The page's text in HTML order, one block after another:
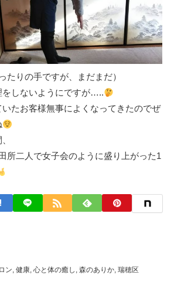
たりの手ですが、まだまだ）
をしないようにですが…..
たお客様無事によくなってきたのでぜ
所二人で女子会のように盛り上がった1
ン, 健康, 心と体の癒し , 森のありか, 瑞穂区